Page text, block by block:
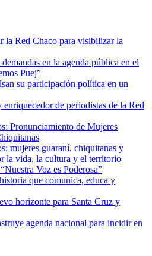
la Red Chaco para visibilizar la
en la agenda pública en el
Puej”
su participación política en un
de periodistas de la Red
Pronunciamiento de Mujeres
mujeres guaraní, chiquitanas y
la vida, la cultura y el territorio
Voz es Poderosa”
que comunica, educa y
horizonte para Santa Cruz y
agenda nacional para incidir en